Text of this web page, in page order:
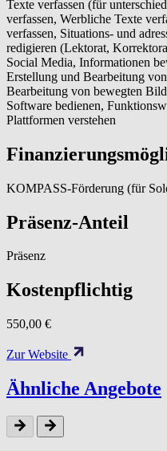
Texte verfassen (für
verfassen, Werbliche Texte
verfassen, Situations- und
redigieren (Lektorat,
Social Media, Informationen
Erstellung und Bearbeitung
Bearbeitung von bewegten
Software bedienen,
Plattformen verstehen
KOMPASS-Förderung (für
Präsenz-Anteil
Präsenz
Kostenpflichtig
550,00 €
Zur Website
Ähnliche Angebote